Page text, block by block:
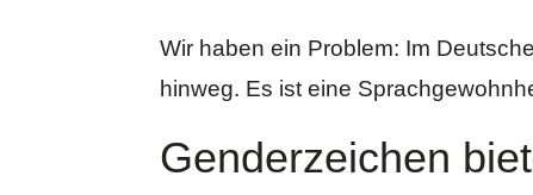
Wir haben ein Problem: Im
hinweg. Es ist eine
Genderzeichen